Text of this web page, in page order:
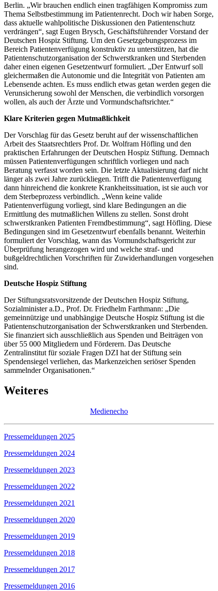
Berlin. „Wir brauchen endlich einen tragfähigen Kompromiss zum
Thema Selbstbestimmung im Patientenrecht. Doch wir haben Sorge,
dass aktuelle wahlpolitische Diskussionen den Patientenschutz
verdrängen“, sagt Eugen Brysch, Geschäftsführender Vorstand der
Deutschen Hospiz Stiftung. Um den Gesetzgebungsprozess im
Bereich Patientenverfügung konstruktiv zu unterstützen, hat die
Patientenschutzorganisation der Schwerstkranken und Sterbenden
daher einen eigenen Gesetzentwurf formuliert. „Der Entwurf soll
gleichermaßen die Autonomie und die Integrität von Patienten am
Lebensende achten. Es muss endlich etwas getan werden gegen die
Verunsicherung sowohl der Menschen, die verbindlich vorsorgen
wollen, als auch der Ärzte und Vormundschaftsrichter.“
Klare Kriterien gegen Mutmaßlichkeit
Der Vorschlag für das Gesetz beruht auf der wissenschaftlichen
Arbeit des Staatsrechtlers Prof. Dr. Wolfram Höfling und den
praktischen Erfahrungen der Deutschen Hospiz Stiftung. Demnach
müssen Patientenverfügungen schriftlich vorliegen und nach
Beratung verfasst worden sein. Die letzte Aktualisierung darf nicht
länger als zwei Jahre zurückliegen. Trifft die Patientenverfügung
dann hinreichend die konkrete Krankheitssituation, ist sie auch vor
dem Sterbeprozess verbindlich. „Wenn keine valide
Patientenverfügung vorliegt, sind klare Bedingungen an die
Ermittlung des mutmaßlichen Willens zu stellen. Sonst droht
schwerstkranken Patienten Fremdbestimmung“, sagt Höfling. Diese
Bedingungen sind im Gesetzentwurf ebenfalls benannt. Weiterhin
formuliert der Vorschlag, wann das Vormundschaftsgericht zur
Überprüfung herangezogen wird und welche straf- und
bußgeldrechtlichen Vorschriften für Zuwiderhandlungen vorgesehen
sind.
Deutsche Hospiz Stiftung
Der Stiftungsratsvorsitzende der Deutschen Hospiz Stiftung,
Sozialminister a.D., Prof. Dr. Friedhelm Farthmann: „Die
gemeinnützige und unabhängige Deutsche Hospiz Stiftung ist die
Patientenschutzorganisation der Schwerstkranken und Sterbenden.
Sie finanziert sich ausschließlich aus Spenden und Beiträgen von
über 55 000 Mitgliedern und Förderern. Das Deutsche
Zentralinstitut für soziale Fragen DZI hat der Stiftung sein
Spendensiegel verliehen, das Markenzeichen seriöser Spenden
sammelnder Organisationen.“
Weiteres
Medienecho
Pressemeldungen 2025
Pressemeldungen 2024
Pressemeldungen 2023
Pressemeldungen 2022
Pressemeldungen 2021
Pressemeldungen 2020
Pressemeldungen 2019
Pressemeldungen 2018
Pressemeldungen 2017
Pressemeldungen 2016